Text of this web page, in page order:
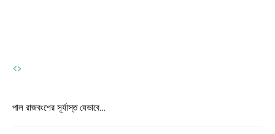
পাল রাজবংশের সূর্যাস্ত যেভাবে…